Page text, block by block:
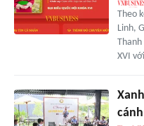
Theo
Linh,
XVI